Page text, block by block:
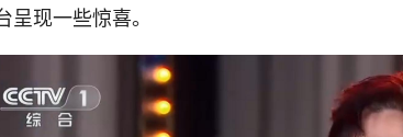
呈现一些惊喜。